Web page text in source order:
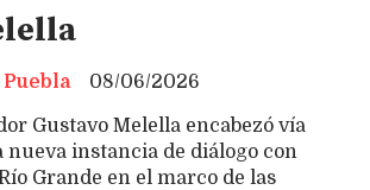
Gustavo Melella encabezó vía
nueva instancia de diálogo con
Grande en el marco de las
08/06/2026